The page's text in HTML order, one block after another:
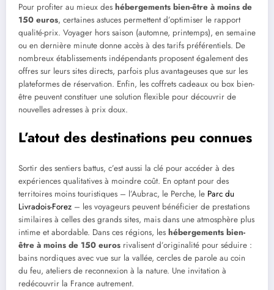
Pour profiter au mieux des hébergements bien-être à moins de
150 euros, certaines astuces permettent d’optimiser le rapport
qualité-prix. Voyager hors saison (automne, printemps), en semaine
ou en dernière minute donne accès à des tarifs préférentiels. De
nombreux établissements indépendants proposent également des
offres sur leurs sites directs, parfois plus avantageuses que sur les
plateformes de réservation. Enfin, les coffrets cadeaux ou box bien-
être peuvent constituer une solution flexible pour découvrir de
nouvelles adresses à prix doux.
L’atout des destinations peu connues
Sortir des sentiers battus, c’est aussi la clé pour accéder à des
expériences qualitatives à moindre coût. En optant pour des
territoires moins touristiques – l’Aubrac, le Perche, le Parc du
Livradois-Forez – les voyageurs peuvent bénéficier de prestations
similaires à celles des grands sites, mais dans une atmosphère plus
intime et abordable. Dans ces régions, les hébergements bien-
être à moins de 150 euros rivalisent d’originalité pour séduire :
bains nordiques avec vue sur la vallée, cercles de parole au coin
du feu, ateliers de reconnexion à la nature. Une invitation à
redécouvrir la France autrement.